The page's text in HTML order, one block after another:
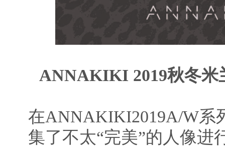
ANNAKIKI 2019秋冬米
在ANNAKIKI2019A/W系
集了不太“完美”的人像进